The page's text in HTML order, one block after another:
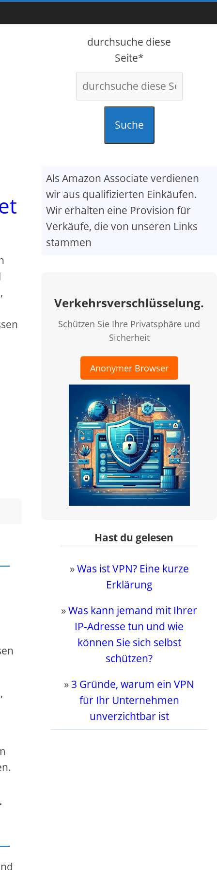
durchsuche diese
Seite*
Suche
Als Amazon Associate verdienen
wir aus qualifizierten Einkäufen.
Wir erhalten eine Provision für
Verkäufe, die von unseren Links
stammen
Verkehrsverschlüsselung.
Schützen Sie Ihre Privatsphäre und
Sicherheit
Anonymer Browser
Hast du gelesen
»Was ist VPN? Eine kurze
Erklärung
»Was kann jemand mit Ihrer
IP-Adresse tun und wie
können Sie sich selbst
schützen?
» 3 Gründe, warum ein VPN
für Ihr Unternehmen
unverzichtbar ist